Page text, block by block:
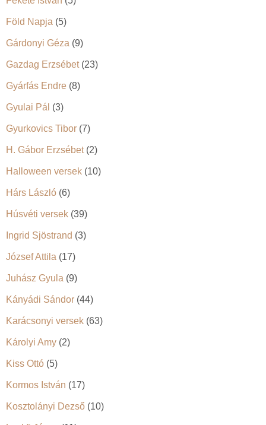
Föld Napja (5)
Gárdonyi Géza (9)
Gazdag Erzsébet(23)
Gyárfás Endre (8)
Gyulai Pál (3)
Gyurkovics Tibor (7)
H. Gábor Erzsébet(2)
Halloween versek (10)
Hárs László (6)
Húsvéti versek (39)
Ingrid Sjöstrand (3)
József Attila (17)
Juhász Gyula (9)
Kányádi Sándor (44)
Karácsonyi versek (63)
Károlyi Amy (2)
Kiss Ottó (5)
Kormos István (17)
Kosztolányi Dezső (10)